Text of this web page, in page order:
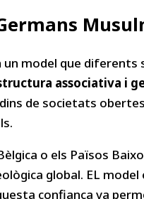
un model que diferents
associativa i
de societats
o els Països
global. EL
confiança va